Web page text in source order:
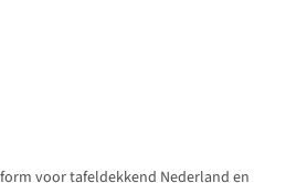
voor tafeldekkend Nederland en